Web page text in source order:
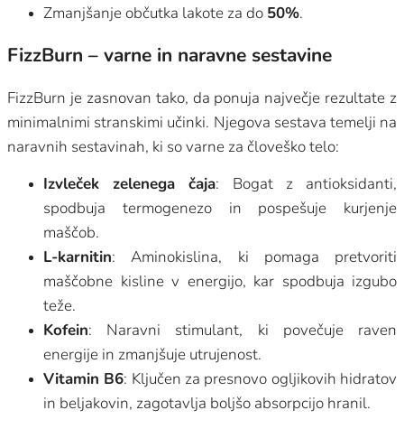
Zmanjšanje občutka lakote za do 50%.
FizzBurn – varne in naravne sestavine
FizzBurn je zasnovan tako, da ponuja največje rezultate z
minimalnimi stranskimi učinki. Njegova sestava temelji na
naravnih sestavinah, ki so varne za človeško telo:
Izvleček zelenega čaja: Bogat z antioksidanti,
spodbuja termogenezo in pospešuje kurjenje
maščob.
L-karnitin: Aminokislina, ki pomaga pretvoriti
maščobne kisline v energijo, kar spodbuja izgubo
teže.
Kofein: Naravni stimulant, ki povečuje raven
energije in zmanjšuje utrujenost.
Vitamin B6: Ključen za presnovo ogljikovih hidratov
in beljakovin, zagotavlja boljšo absorpcijo hranil.